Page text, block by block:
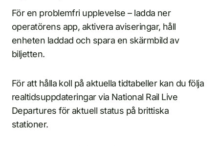
För en problemfri upplevelse – ladda ner
operatörens app, aktivera aviseringar, håll
enheten laddad och spara en skärmbild av
biljetten.
För att hålla koll på aktuella tidtabeller kan du följa
realtidsuppdateringar via National Rail Live
Departures för aktuell status på brittiska
stationer.